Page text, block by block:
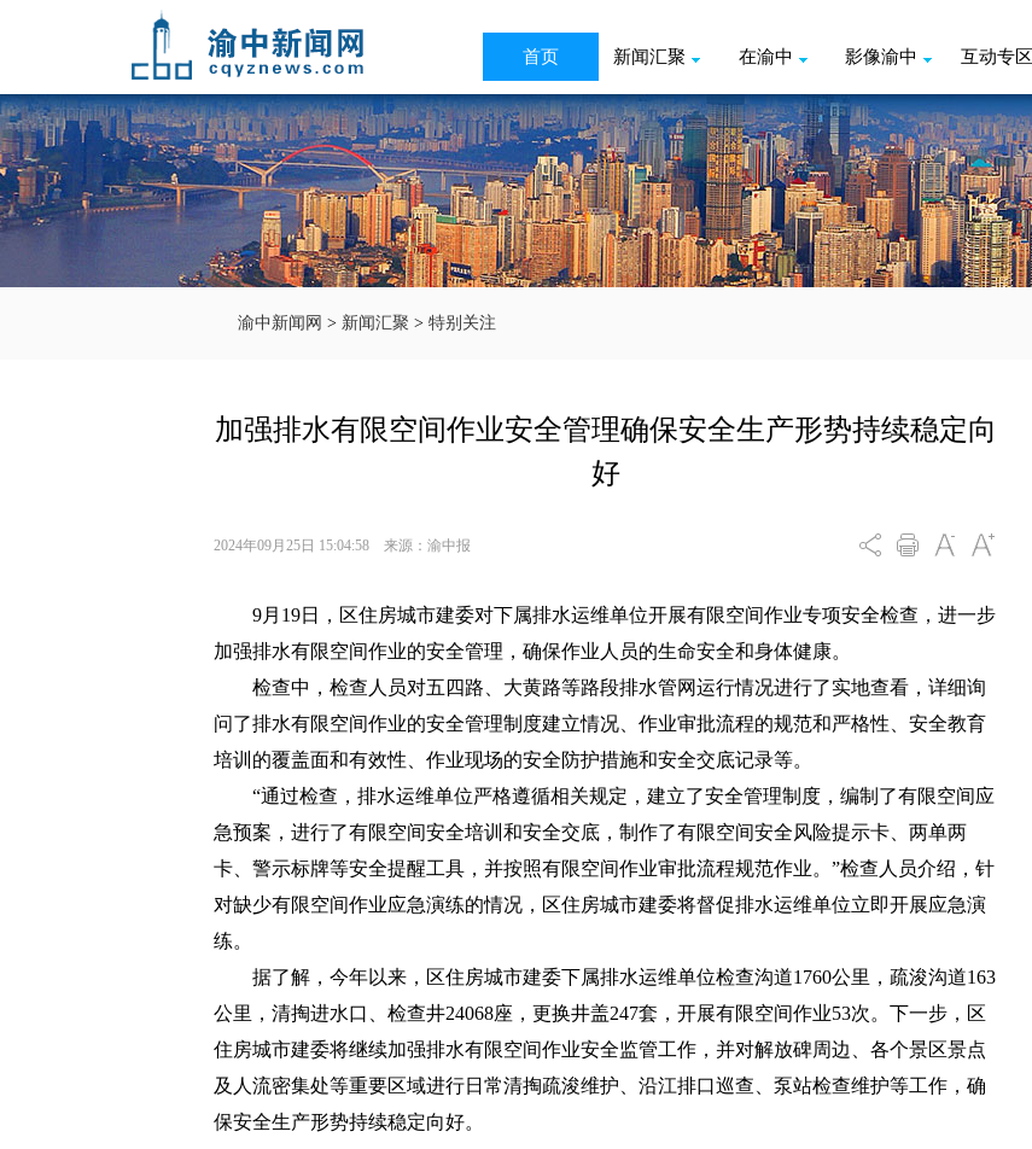
首页 新闻汇聚 在渝中 影像渝中 互动专区
渝中新闻网 > 新闻汇聚 > 特别关注
加强排水有限空间作业安全管理确保安全生产形势持续稳定向
好
2024年09月25日 15:04:58 来源：渝中报
9月19日，区住房城市建委对下属排水运维单位开展有限空间作业专项安全检查，进一步
加强排水有限空间作业的安全管理，确保作业人员的生命安全和身体健康。
检查中，检查人员对五四路、大黄路等路段排水管网运行情况进行了实地查看，详细询
问了排水有限空间作业的安全管理制度建立情况、作业审批流程的规范和严格性、安全教育
培训的覆盖面和有效性、作业现场的安全防护措施和安全交底记录等。
“通过检查，排水运维单位严格遵循相关规定，建立了安全管理制度，编制了有限空间应
急预案，进行了有限空间安全培训和安全交底，制作了有限空间安全风险提示卡、两单两
卡、警示标牌等安全提醒工具，并按照有限空间作业审批流程规范作业。”检查人员介绍，针
对缺少有限空间作业应急演练的情况，区住房城市建委将督促排水运维单位立即开展应急演
练。
据了解，今年以来，区住房城市建委下属排水运维单位检查沟道1760公里，疏浚沟道163
公里，清掏进水口、检查井24068座，更换井盖247套，开展有限空间作业53次。下一步，区
住房城市建委将继续加强排水有限空间作业安全监管工作，并对解放碑周边、各个景区景点
及人流密集处等重要区域进行日常清掏疏浚维护、沿江排口巡查、泵站检查维护等工作，确
保安全生产形势持续稳定向好。